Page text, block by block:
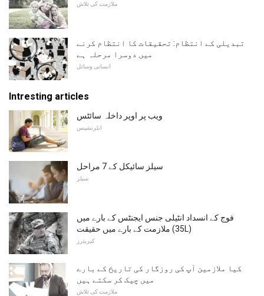
ملازمت کی تلاش
تبدیلی کے انتظام: تحقیقات کا انتظام کرنے
میں دوسرا مرحلہ ہے
انسانی وسائل
Intresting articles
ویب پر اوپر داخلہ سائٹس
انٹرنشپس
سیلز سائیکل کے 7 مراحل
سیلز
فوج کے انسداد انٹیلی جنس ایجنٹس کے بارے میں
ملازمت کے بارے میں حقیقت (35L)
کیریئرز
کیا ملازمین آپ کی روزگار کی تاریخ کے بارے
میں چیک کر سکتے ہیں
ملازمت کی تلاش